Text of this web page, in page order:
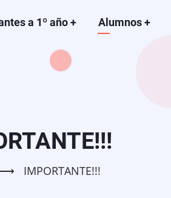
a 1º año+ Alumnos+
⟶ IMPORTANTE!!!